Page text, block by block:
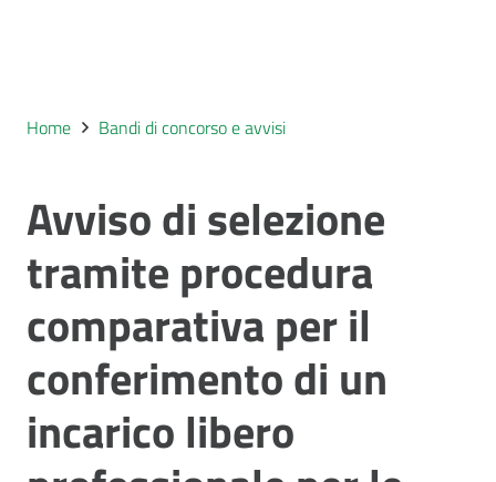
Home Bandi di concorso e avvisi
Avviso di selezione
tramite procedura
comparativa per il
conferimento di un
incarico libero